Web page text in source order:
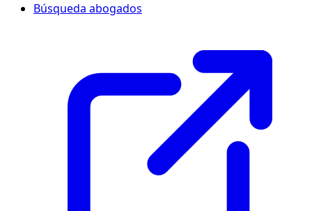
Búsqueda abogados